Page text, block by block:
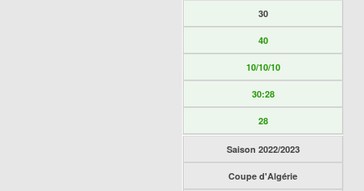
30
40
10/10/10
30:28
28
Saison 2022/2023
Coupe d'Algérie